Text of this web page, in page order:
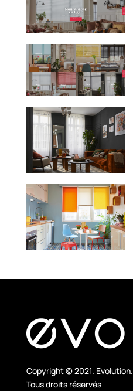
Copyright © 2021. Evolution.
Tous droits réservés